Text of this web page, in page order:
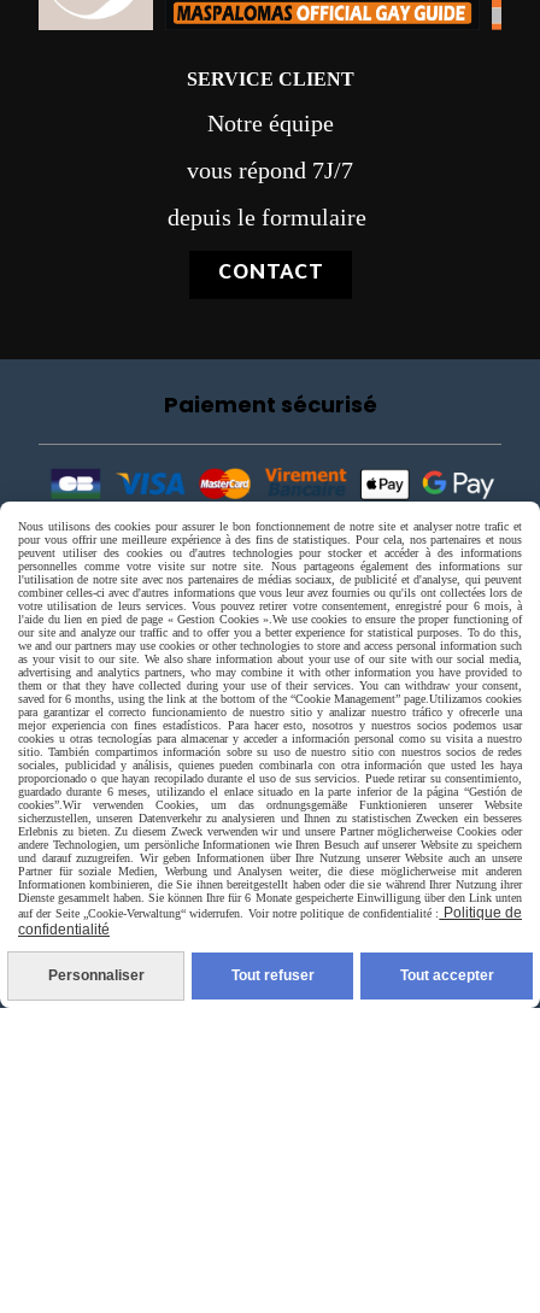
SERVICE CLIENT
Notre équipe
vous répond 7J/7
depuis le formulaire
CONTACT
Paiement sécurisé
Livraison rapide
livraison à domicile France et union europeen
Nous utilisons des cookies pour assurer le bon fonctionnement de notre site et analyser notre trafic et
pour vous offrir une meilleure expérience à des fins de statistiques. Pour cela, nos partenaires et nous
peuvent utiliser des cookies ou d'autres technologies pour stocker et accéder à des informations
personnelles comme votre visite sur notre site. Nous partageons également des informations sur
l'utilisation de notre site avec nos partenaires de médias sociaux, de publicité et d'analyse, qui peuvent
combiner celles-ci avec d'autres informations que vous leur avez fournies ou qu'ils ont collectées lors de
votre utilisation de leurs services. Vous pouvez retirer votre consentement, enregistré pour 6 mois, à
l'aide du lien en pied de page « Gestion Cookies ». We use cookies to ensure the proper functioning of
our site and analyze our traffic and to offer you a better experience for statistical purposes. To do this,
we and our partners may use cookies or other technologies to store and access personal information such
as your visit to our site. We also share information about your use of our site with our social media,
advertising and analytics partners, who may combine it with other information you have provided to
them or that they have collected during your use of their services. You can withdraw your consent,
saved for 6 months, using the link at the bottom of the “Cookie Management” page. Utilizamos cookies
para garantizar el correcto funcionamiento de nuestro sitio y analizar nuestro tráfico y ofrecerle una
mejor experiencia con fines estadísticos. Para hacer esto, nosotros y nuestros socios podemos usar
cookies u otras tecnologías para almacenar y acceder a información personal como su visita a nuestro
sitio. También compartimos información sobre su uso de nuestro sitio con nuestros socios de redes
sociales, publicidad y análisis, quienes pueden combinarla con otra información que usted les haya
proporcionado o que hayan recopilado durante el uso de sus servicios. Puede retirar su consentimiento,
guardado durante 6 meses, utilizando el enlace situado en la parte inferior de la página “Gestión de
cookies”. Wir verwenden Cookies, um das ordnungsgemäße Funktionieren unserer Website
sicherzustellen, unseren Datenverkehr zu analysieren und Ihnen zu statistischen Zwecken ein besseres
Erlebnis zu bieten. Zu diesem Zweck verwenden wir und unsere Partner möglicherweise Cookies oder
andere Technologien, um persönliche Informationen wie Ihren Besuch auf unserer Website zu speichern
und darauf zuzugreifen. Wir geben Informationen über Ihre Nutzung unserer Website auch an unsere
Partner für soziale Medien, Werbung und Analysen weiter, die diese möglicherweise mit anderen
Informationen kombinieren, die Sie ihnen bereitgestellt haben oder die sie während Ihrer Nutzung ihrer
Dienste gesammelt haben. Sie können Ihre für 6 Monate gespeicherte Einwilligung über den Link unten
auf der Seite „Cookie-Verwaltung“ widerrufen. Voir notre politique de confidentialité :
Politique de
confidentialité
Personnaliser Tout refuser Tout accepter